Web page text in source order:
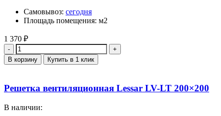
Самовывоз: сегодня
Площадь помещения: м2
1 370 ₽
Количество
В корзину Купить в 1 клик
Решетка вентиляционная Lessar LV-LT 200×200
В наличии: